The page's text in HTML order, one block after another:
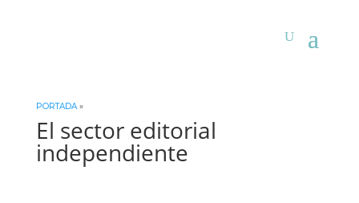
PORTADA»
El sector editorial
independiente